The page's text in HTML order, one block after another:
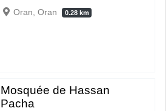
Oran, Oran
0.28 km
Mosquée de Hassan
Pacha